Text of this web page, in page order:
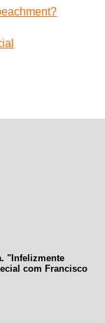
"Infelizmente
com Francisco